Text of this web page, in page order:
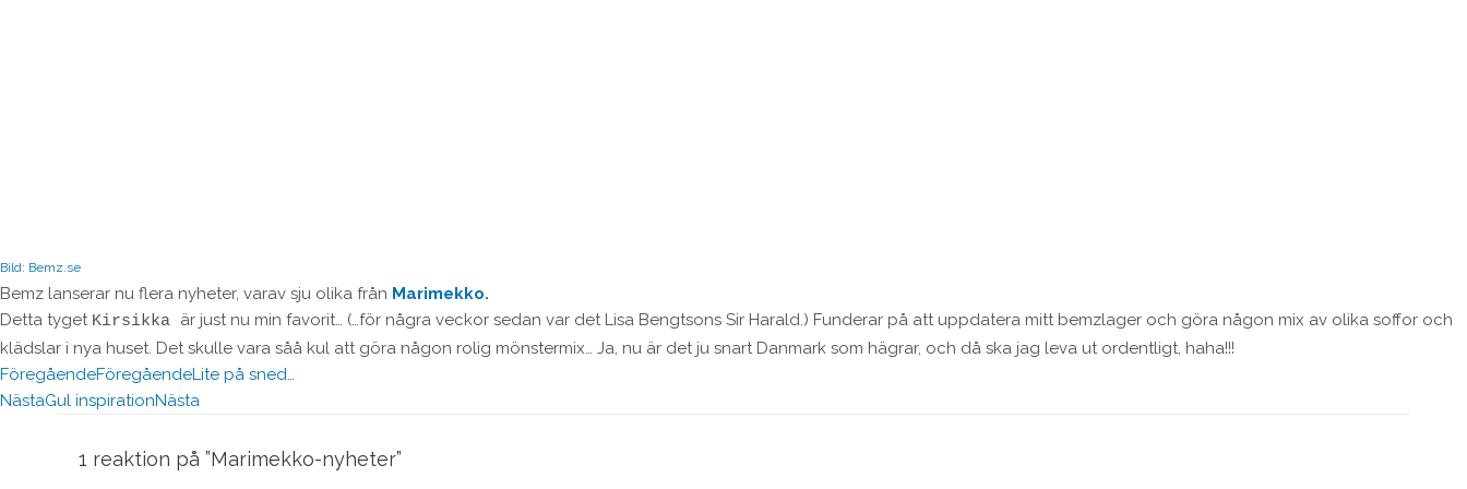
Bild: Bemz.se
Bemz lanserar nu flera nyheter, varav sju olika från Marimekko.
Detta tyget Kirsikka är just nu min favorit… (…för några veckor sedan var det Lisa Bengtsons Sir Harald.) Funderar på att uppdatera mitt bemzlager och göra någon mix av olika soffor och
klädslar i nya huset. Det skulle vara såå kul att göra någon rolig mönstermix… Ja, nu är det ju snart Danmark som hägrar, och då ska jag leva ut ordentligt, haha!!!
FöregåendeFöregåendeLite på sned…
NästaGul inspirationNästa
1 reaktion på ”Marimekko-nyheter”